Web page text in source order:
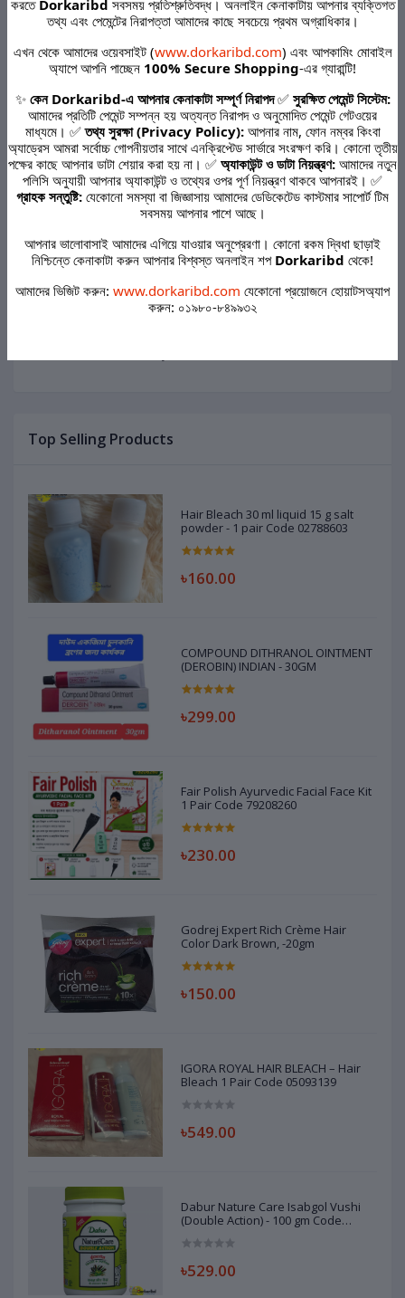
Top Selling Products
Hair Bleach 30 ml liquid 15 g salt
powder - 1 pair Code 02788603
৳160.00
COMPOUND DITHRANOL OINTMENT
(DEROBIN) INDIAN - 30GM
৳299.00
Fair Polish Ayurvedic Facial Face Kit
1 Pair Code 79208260
৳230.00
Godrej Expert Rich Crème Hair
Color Dark Brown, -20gm
৳150.00
IGORA ROYAL HAIR BLEACH – Hair
Bleach 1 Pair Code 05093139
৳549.00
Dabur Nature Care Isabgol Vushi
(Double Action) - 100 gm Code
৳529.00
Hair Bleach cap Coloring
Highlighter
Cap Code 27831260
৳380.00 ৳290.00
4 Pcs Hair Coloring Kit
Dyeing Bowl Brush Double
sided Coloring Comb
Hairdressing Dyeing Tool
Code 72116890
Product Queries (0)
LoginorRegister to submit your questions to seller
করতে Dorkaribd সবসময় প্রতিশ্রুতিবদ্ধ। অনলাইন কেনাকাটায় আপনার ব্যক্তিগত
তথ্য এবং পেমেন্টের নিরাপত্তা আমাদের কাছে সবচেয়ে প্রথম অগ্রাধিকার।
এখন থেকে আমাদের ওয়েবসাইট (www.dorkaribd.com) এবং আপকামিং মোবাইল
অ্যাপে আপনি পাচ্ছেন 100% Secure Shopping-এর গ্যারান্টি!
✨ কেন Dorkaribd-এ আপনার কেনাকাটা সম্পূর্ণ নিরাপদ✅ সুরক্ষিত পেমেন্ট সিস্টেম:
আমাদের প্রতিটি পেমেন্ট সম্পন্ন হয় অত্যন্ত নিরাপদ ও অনুমোদিত পেমেন্ট গেটওয়ের
মাধ্যমে। ✅তথ্য সুরক্ষা (Privacy Policy):আপনার নাম, ফোন নম্বর কিংবা
অ্যাড্রেস আমরা সর্বোচ্চ গোপনীয়তার সাথে এনক্রিপ্টেড সার্ভারে সংরক্ষণ করি। কোনো তৃতীয়
পক্ষের কাছে আপনার ডাটা শেয়ার করা হয় না। ✅ অ্যাকাউন্ট ও ডাটা নিয়ন্ত্রণ: আমাদের নতুন
পলিসি অনুযায়ী আপনার অ্যাকাউন্ট ও তথ্যের ওপর পূর্ণ নিয়ন্ত্রণ থাকবে আপনারই। ✅
গ্রাহক সন্তুষ্টি: যেকোনো সমস্যা বা জিজ্ঞাসায় আমাদের ডেডিকেটেড কাস্টমার সাপোর্ট টিম
সবসময় আপনার পাশে আছে।
আপনার ভালোবাসাই আমাদের এগিয়ে যাওয়ার অনুপ্রেরণা। কোনো রকম দ্বিধা ছাড়াই
নিশ্চিন্তে কেনাকাটা করুন আপনার বিশ্বস্ত অনলাইন শপ Dorkaribd থেকে!
আমাদের ভিজিট করুন: www.dorkaribd.com যেকোনো প্রয়োজনে হোয়াটসঅ্যাপ
করুন: ০১৯৮০-৮৪৯৯৩২